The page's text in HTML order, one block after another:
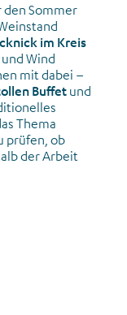
den Sommer
im Kreis
Wind
mit dabei –
Buffet und
Thema
prüfen, ob
der Arbeit